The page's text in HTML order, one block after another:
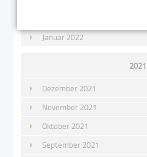
Januar 2022
2021
Dezember 2021
November 2021
Oktober 2021
September 2021